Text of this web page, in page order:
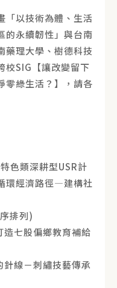
「以技術為體、生活
永續韌性」與台南
藥理大學、樹德科技
校SIG【讓改變留下
零綠生活？】，請各
色類深耕型USR計
環經濟路徑—建構社
排列)
七股偏鄉教育補給
線－刺繡技藝傳承